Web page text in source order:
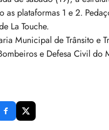
as plataformas 1 e 2.
La Touche.
Municipal de Trânsito e
e Defesa Civil